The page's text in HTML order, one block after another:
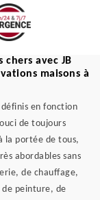
chers avec JB
maisons à
en fonction
de toujours
la portée de tous,
abordables sans
de chauffage,
peinture, de